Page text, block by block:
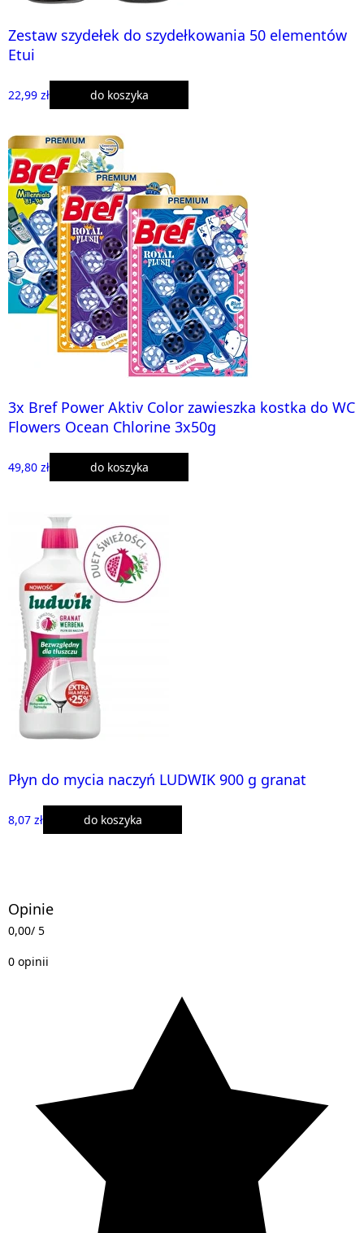
Zestaw szydełek do szydełkowania 50 elementów
Etui
22,99 zł do koszyka
3x Bref Power Aktiv Color zawieszka kostka do WC
Flowers Ocean Chlorine 3x50g
49,80 zł do koszyka
Płyn do mycia naczyń LUDWIK 900 g granat
8,07 zł do koszyka
Opinie
0,00/ 5
0 opinii